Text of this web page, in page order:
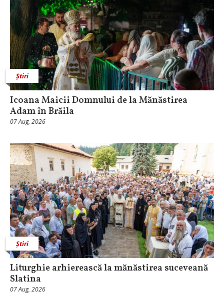
Știri
Icoana Maicii Domnului de la Mănăstirea
Adam în Brăila
07 Aug, 2026
Știri
Liturghie arhierească la mănăstirea suceveană
Slatina
07 Aug, 2026